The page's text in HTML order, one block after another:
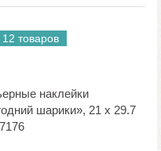
12 товаров
наклейки
шарики», 21 х 29.7